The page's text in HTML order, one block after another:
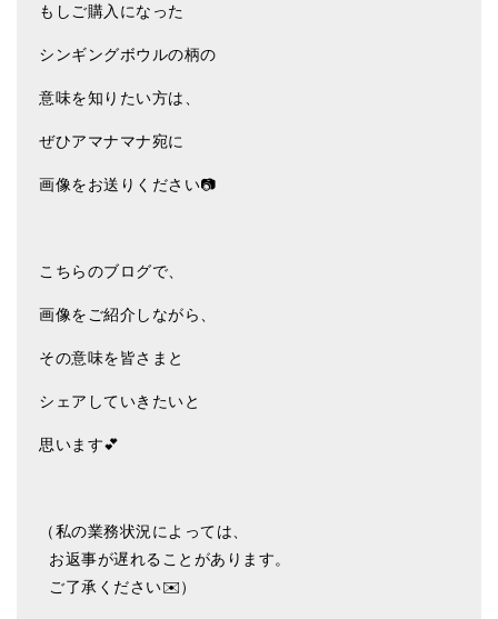
もしご購入になった
シンギングボウルの柄の
意味を知りたい方は、
ぜひアマナマナ宛に
画像をお送りください📷
こちらのブログで、
画像をご紹介しながら、
その意味を皆さまと
シェアしていきたいと
思います💕
（私の業務状況によっては、
お返事が遅れることがあります。
ご了承ください✉️）